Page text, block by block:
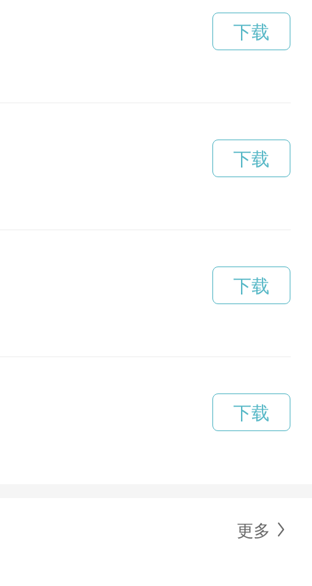
下载
下载
下载
下载
更多